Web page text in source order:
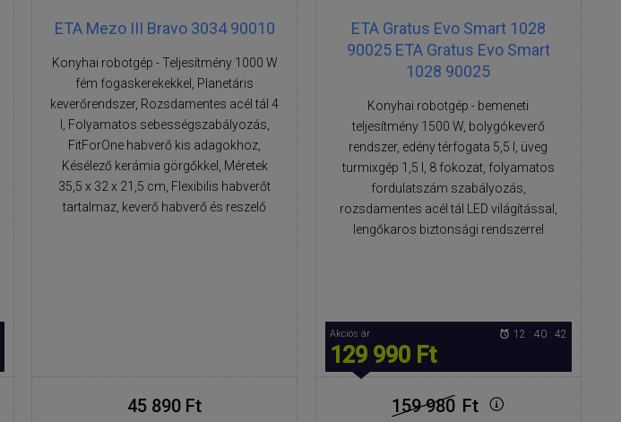
ETA Mezo III Bravo 3034 90010
Konyhai robotgép - Teljesítmény 1000 W
fém fogaskerekekkel, Planetáris
keverőrendszer, Rozsdamentes acél tál 4
l, Folyamatos sebességszabályozás,
FitForOne habverő kis adagokhoz,
Késélező kerámia görgőkkel, Méretek
35,5 x 32 x 21,5 cm, Flexibilis habverőt
tartalmaz, keverő habverő és reszelő
45 890 Ft
ETA Gratus Evo Smart 1028
90025 ETA Gratus Evo Smart
1028 90025
Konyhai robotgép - bemeneti
teljesítmény 1500 W, bolygókeverő
rendszer, edény térfogata 5,5 l, üveg
turmixgép 1,5 l, 8 fokozat, folyamatos
fordulatszám szabályozás,
rozsdamentes acél tál LED világítással,
lengőkaros biztonsági rendszerrel
Akciós ár
129 990 Ft
12 : 40 : 42
159 980 Ft